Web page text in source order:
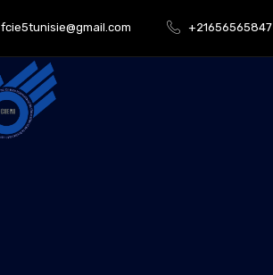
fcie5tunisie@gmail.com +21656565847